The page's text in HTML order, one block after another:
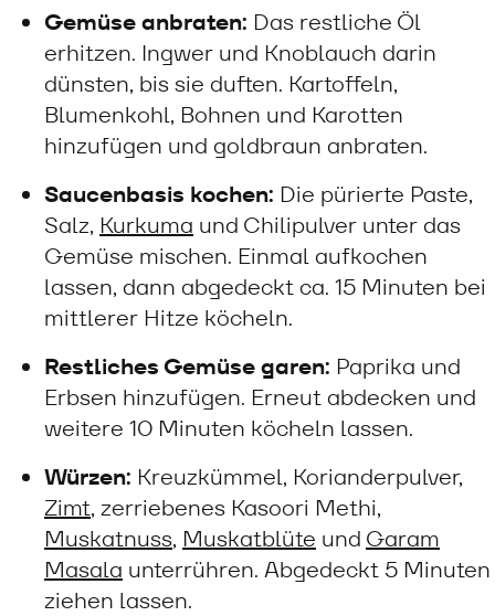
Gemüse anbraten: Das restliche Öl
erhitzen. Ingwer und Knoblauch darin
dünsten, bis sie duften. Kartoffeln,
Blumenkohl, Bohnen und Karotten
hinzufügen und goldbraun anbraten.
Saucenbasis kochen: Die pürierte Paste,
Salz, Kurkuma und Chilipulver unter das
Gemüse mischen. Einmal aufkochen
lassen, dann abgedeckt ca. 15 Minuten bei
mittlerer Hitze köcheln.
Restliches Gemüse garen: Paprika und
Erbsen hinzufügen. Erneut abdecken und
weitere 10 Minuten köcheln lassen.
Würzen: Kreuzkümmel, Korianderpulver,
Zimt, zerriebenes Kasoori Methi,
Muskatnuss, Muskatblüte und Garam
Masala unterrühren. Abgedeckt 5 Minuten
ziehen lassen.